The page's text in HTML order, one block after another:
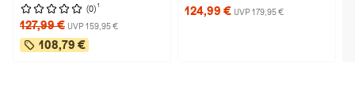
(0) 1
127,99 € UVP 159,95 €
108,79 €
124,99 € UVP 179,95 €